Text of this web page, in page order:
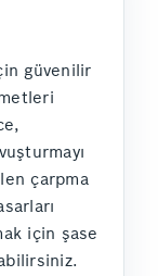
güvenilir
çarpma
için şase